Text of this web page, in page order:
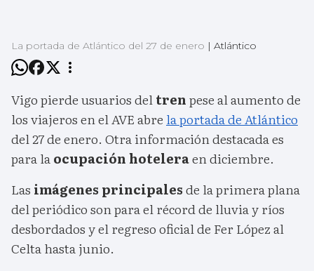
La portada de Atlántico del 27 de enero | Atlántico
Vigo pierde usuarios deltrenpese al aumento de
los viajeros en el AVE abre la portada de Atlántico
del 27 de enero. Otra información destacada es
para laocupación hoteleraen diciembre.
Las imágenes principalesde la primera plana
del periódico son para el récord de lluvia y ríos
desbordados y el regreso oficial de Fer López al
Celta hasta junio.